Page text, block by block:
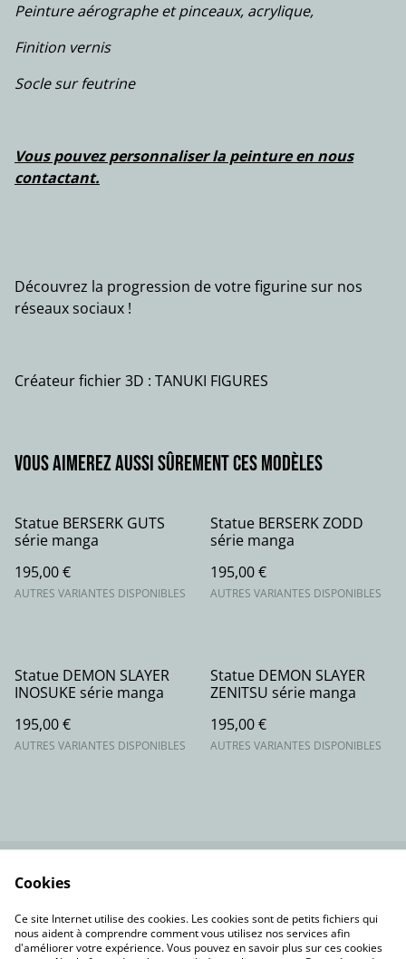
Peinture aérographe et pinceaux, acrylique,
Finition vernis
Socle sur feutrine
Vous pouvez personnaliser la peinture en nous
contactant.
Découvrez la progression de votre figurine sur nos
réseaux sociaux !
Créateur fichier 3D : TANUKI FIGURES
Vous aimerez aussi sûrement ces modèles
Statue BERSERK GUTS
série manga
195,00 €
AUTRES VARIANTES DISPONIBLES
Statue BERSERK ZODD
série manga
195,00 €
AUTRES VARIANTES DISPONIBLES
Statue DEMON SLAYER
INOSUKE série manga
195,00 €
AUTRES VARIANTES DISPONIBLES
Statue DEMON SLAYER
ZENITSU série manga
195,00 €
AUTRES VARIANTES DISPONIBLES
Politique de
confidentialité
Politique de cookies
Cookies
Ce site Internet utilise des cookies. Les cookies sont de petits fichiers qui
nous aident à comprendre comment vous utilisez nos services afin
d'améliorer votre expérience. Vous pouvez en savoir plus sur ces cookies